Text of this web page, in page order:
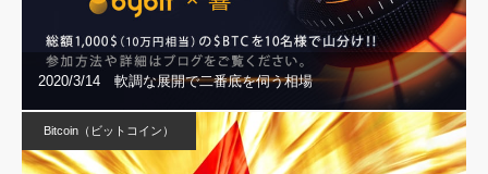
2020/3/14 軟調な展開で二番底を伺う相場
Bitcoin（ビットコイン）